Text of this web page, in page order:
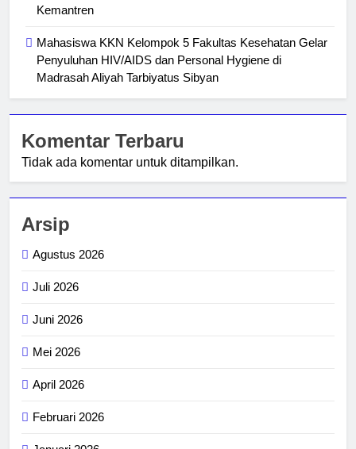
Kemantren
Mahasiswa KKN Kelompok 5 Fakultas Kesehatan Gelar
Penyuluhan HIV/AIDS dan Personal Hygiene di
Madrasah Aliyah Tarbiyatus Sibyan
Komentar Terbaru
Tidak ada komentar untuk ditampilkan.
Arsip
Agustus 2026
Juli 2026
Juni 2026
Mei 2026
April 2026
Februari 2026